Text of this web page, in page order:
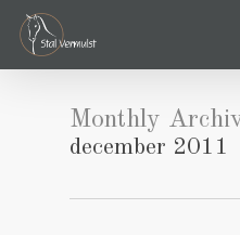
Skip
main
Monthly
december 2011